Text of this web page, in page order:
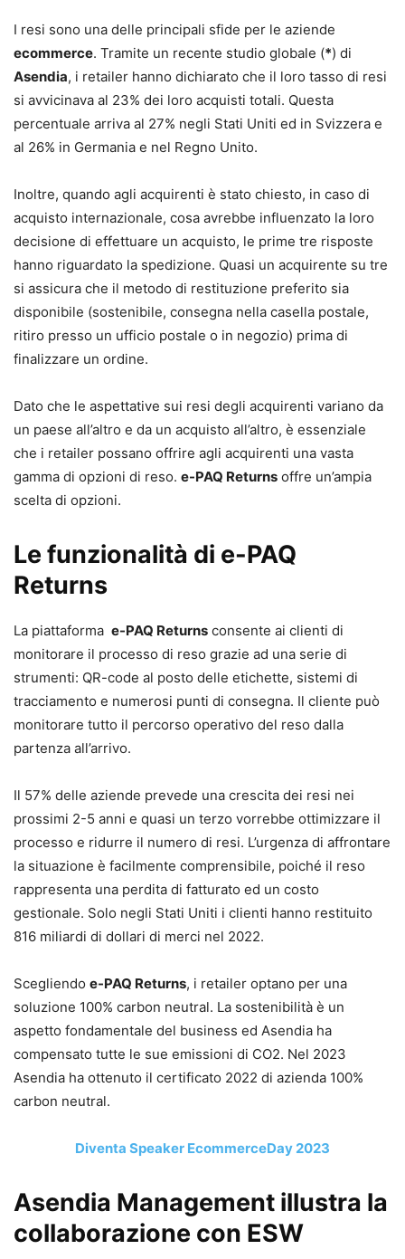
I resi sono una delle principali sfide per le aziende
ecommerce. Tramite un recente studio globale (*) di
Asendia, i retailer hanno dichiarato che il loro tasso di resi
si avvicinava al 23% dei loro acquisti totali. Questa
percentuale arriva al 27% negli Stati Uniti ed in Svizzera e
al 26% in Germania e nel Regno Unito.
Inoltre, quando agli acquirenti è stato chiesto, in caso di
acquisto internazionale, cosa avrebbe influenzato la loro
decisione di effettuare un acquisto, le prime tre risposte
hanno riguardato la spedizione. Quasi un acquirente su tre
si assicura che il metodo di restituzione preferito sia
disponibile (sostenibile, consegna nella casella postale,
ritiro presso un ufficio postale o in negozio) prima di
finalizzare un ordine.
Dato che le aspettative sui resi degli acquirenti variano da
un paese all’altro e da un acquisto all’altro, è essenziale
che i retailer possano offrire agli acquirenti una vasta
gamma di opzioni di reso. e-PAQ Returns offre un’ampia
scelta di opzioni.
Le funzionalità di e-PAQ
Returns
La piattaforma e-PAQ Returns consente ai clienti di
monitorare il processo di reso grazie ad una serie di
strumenti: QR-code al posto delle etichette, sistemi di
tracciamento e numerosi punti di consegna. Il cliente può
monitorare tutto il percorso operativo del reso dalla
partenza all’arrivo.
Il 57% delle aziende prevede una crescita dei resi nei
prossimi 2-5 anni e quasi un terzo vorrebbe ottimizzare il
processo e ridurre il numero di resi. L’urgenza di affrontare
la situazione è facilmente comprensibile, poiché il reso
rappresenta una perdita di fatturato ed un costo
gestionale. Solo negli Stati Uniti i clienti hanno restituito
816 miliardi di dollari di merci nel 2022.
Scegliendo e-PAQ Returns, i retailer optano per una
soluzione 100% carbon neutral. La sostenibilità è un
aspetto fondamentale del business ed Asendia ha
compensato tutte le sue emissioni di CO2. Nel 2023
Asendia ha ottenuto il certificato 2022 di azienda 100%
carbon neutral.
Diventa Speaker EcommerceDay 2023
Asendia Management illustra la
collaborazione con ESW